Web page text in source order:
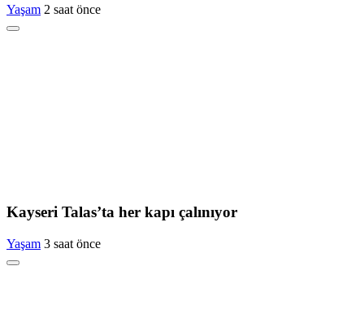
Yaşam 2 saat önce
Kayseri Talas’ta her kapı çalınıyor
Yaşam 3 saat önce